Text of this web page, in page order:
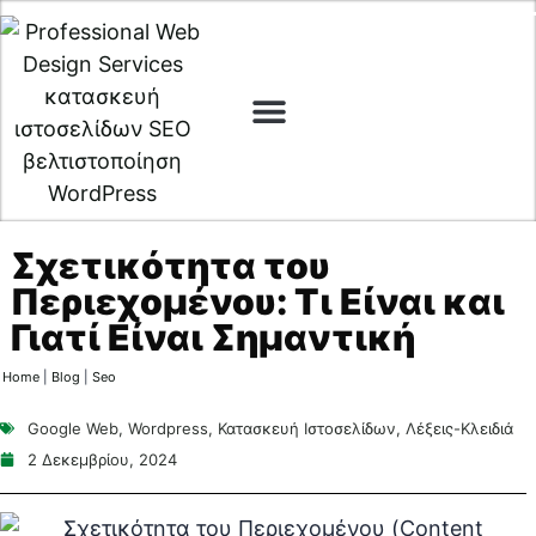
Σχετικότητα του
Περιεχομένου: Τι Είναι και
Γιατί Είναι Σημαντική
Home| Blog Seo
Google Web, Wordpress, Κατασκευή Ιστοσελίδων, Λέξεις-Κλειδιά
2 Δεκεμβρίου, 2024